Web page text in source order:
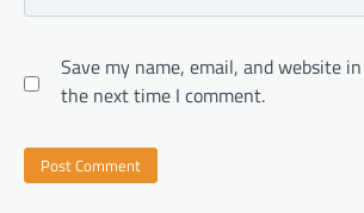
Save my name, email, and website
the next time I comment.